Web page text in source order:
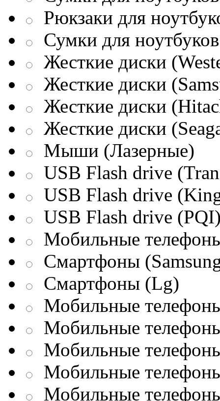
Рюкзаки для
Сумки для
Жесткие диски
Жесткие диски
Жесткие диски
Жесткие диски
Мыши (Лазерные)
USB Flash drive
USB Flash drive
USB Flash drive
Мобильные
Смартфоны
Смартфоны (Lg)
Мобильные
Мобильные
Мобильные
Мобильные
Мобильные